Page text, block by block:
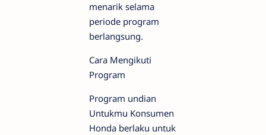
menarik selama
periode program
berlangsung.
Cara Mengikuti
Program
Program undian
Untukmu Konsumen
Honda berlaku untuk